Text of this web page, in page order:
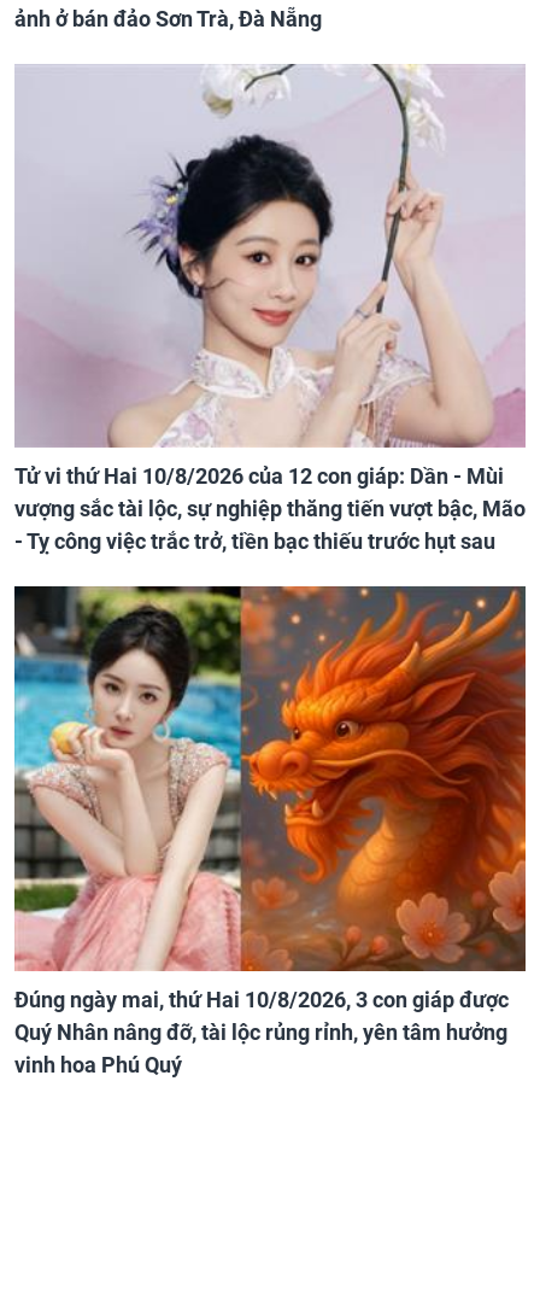
ảnh ở bán đảo Sơn Trà, Đà Nẵng
Tử vi thứ Hai 10/8/2026 của 12 con giáp: Dần - Mùi
vượng sắc tài lộc, sự nghiệp thăng tiến vượt bậc, Mão
- Tỵ công việc trắc trở, tiền bạc thiếu trước hụt sau
Đúng ngày mai, thứ Hai 10/8/2026, 3 con giáp được
Quý Nhân nâng đỡ, tài lộc rủng rỉnh, yên tâm hưởng
vinh hoa Phú Quý